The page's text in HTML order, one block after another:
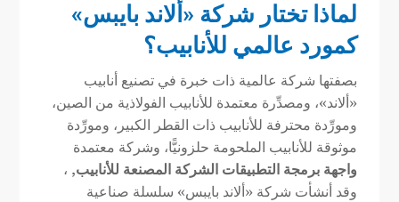
لماذا تختار شركة «ألاند بايبس»
كمورد عالمي للأنابيب؟
بصفتها شركة عالمية ذات خبرة في تصنيع أنابيب
«ألاند»، ومصدِّرة معتمدة للأنابيب الفولاذية من الصين،
ومورِّدة محترفة للأنابيب ذات القطر الكبير، ومورِّدة
موثوقة للأنابيب الملحومة حلزونيًّا، وشركة معتمدة
واجهة برمجة التطبيقات الشركة المصنعة للأنابيب, ،
وقد أنشأت شركة «ألاند بايبس» سلسلة صناعية